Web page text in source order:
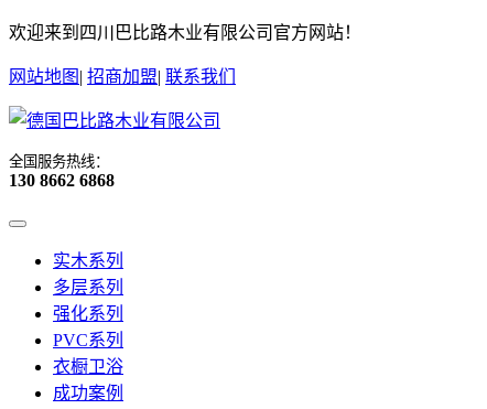
欢迎来到四川巴比路木业有限公司官方网站！
网站地图 | 招商加盟| 联系我们
全国服务热线：
130 8662 6868
实木系列
多层系列
强化系列
PVC系列
衣橱卫浴
成功案例